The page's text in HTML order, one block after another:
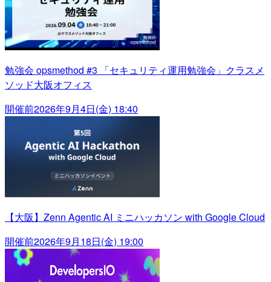
勉強会 opsmethod #3 「セキュリティ運用勉強会」クラスメ
ソッド大阪オフィス
開催前2026年9月4日(金) 18:40
【大阪】Zenn Agentic AI ミニハッカソン with Google Cloud
開催前2026年9月18日(金) 19:00